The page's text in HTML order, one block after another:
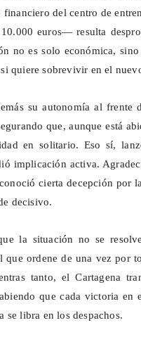
financiero del centro de
euros— resulta
no es solo económica,
quiere sobrevivir en el
su autonomía al frente
que, aunque está
en solitario. Eso sí,
implicación activa.
cierta decepción por
decisivo.
la situación no se
que ordene de una vez por
tanto, el Cartagena
que cada victoria
se libra en los despachos.